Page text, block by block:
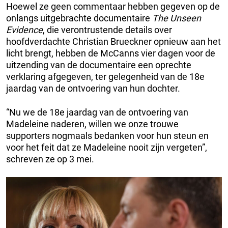
Hoewel ze geen commentaar hebben gegeven op de
onlangs uitgebrachte documentaire The Unseen
Evidence, die verontrustende details over
hoofdverdachte Christian Brueckner opnieuw aan het
licht brengt, hebben de McCanns vier dagen voor de
uitzending van de documentaire een oprechte
verklaring afgegeven, ter gelegenheid van de 18e
jaardag van de ontvoering van hun dochter.
“Nu we de 18e jaardag van de ontvoering van
Madeleine naderen, willen we onze trouwe
supporters nogmaals bedanken voor hun steun en
voor het feit dat ze Madeleine nooit zijn vergeten”,
schreven ze op 3 mei.